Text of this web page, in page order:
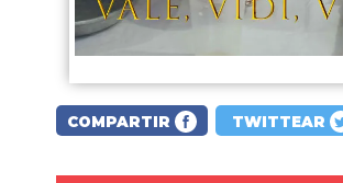
COMPARTIR TWITTEAR